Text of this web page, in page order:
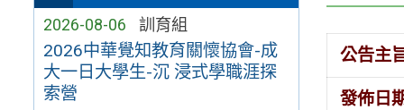
2026-08-06 訓育組
2026中華覺知教育關懷協會-成
大一日大學生-沉 浸式學職涯探
索營
公告主
發佈日